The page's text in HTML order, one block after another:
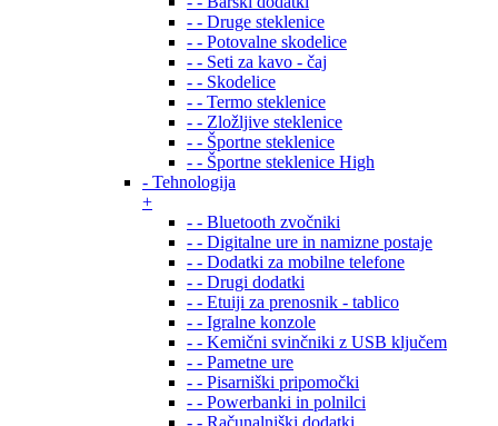
- - Druge steklenice
- - Potovalne skodelice
- - Seti za kavo - čaj
- - Skodelice
- - Termo steklenice
- - Zložljive steklenice
- - Športne steklenice
- - Športne steklenice High
- Tehnologija
+
- - Bluetooth zvočniki
- - Digitalne ure in namizne postaje
- - Dodatki za mobilne telefone
- - Drugi dodatki
- - Etuiji za prenosnik - tablico
- - Igralne konzole
- - Kemični svinčniki z USB ključem
- - Pametne ure
- - Pisarniški pripomočki
- - Powerbanki in polnilci
- - Računalniški dodatki